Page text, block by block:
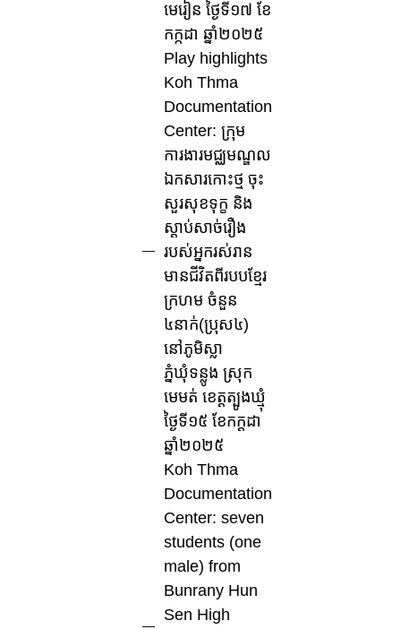
មេរៀន ថ្ងៃទី១៧ ខែ
កក្កដា ឆ្នាំ២០២៥
Play highlights
Koh Thma
Documentation
Center: ក្រុម
ការងារមជ្ឈមណ្ឌល
ឯកសារកោះថ្ម ចុះ
សួរសុខទុក្ខ និង
ស្តាប់សាច់រឿង
របស់អ្នករស់រាន
មានជីវិតពីរបបខ្មែរ
ក្រហម ចំនួន
៤នាក់(ប្រុស៤)
នៅភូមិស្លា
ភ្នំឃុំទន្លូង ស្រុក
មេមត់ ខេត្តត្បូងឃ្មុំ
ថ្ងៃទី១៥ ខែកក្តដា
ឆ្នាំ២០២៥
Koh Thma
Documentation
Center: seven
students (one
male) from
Bunrany Hun
Sen High